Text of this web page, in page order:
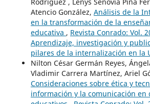
Atencio González, Análisis de la
en la transformación de la
educativa , Revista Conrado: Vol.
Aprendizaje, investigación y
pilares de la internalización en la
Nilton César Germán Reyes,
Vladimir Carrera Martínez, Ariel
Consideraciones sobre ética y
información y la comunicación en